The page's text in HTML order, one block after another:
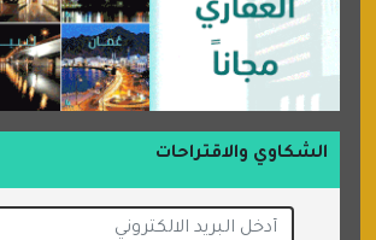
الشكاوي والاقتراحات